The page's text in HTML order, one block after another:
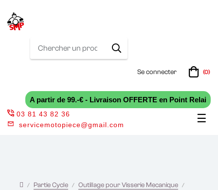
Se connecter (0)
A partir de 99.-€ - Livraison OFFERTE en Point Relai
☰
03 81 43 82 36
servicemotopiece@gmail.com
Partie Cycle
Outillage pour Visserie Mecanique